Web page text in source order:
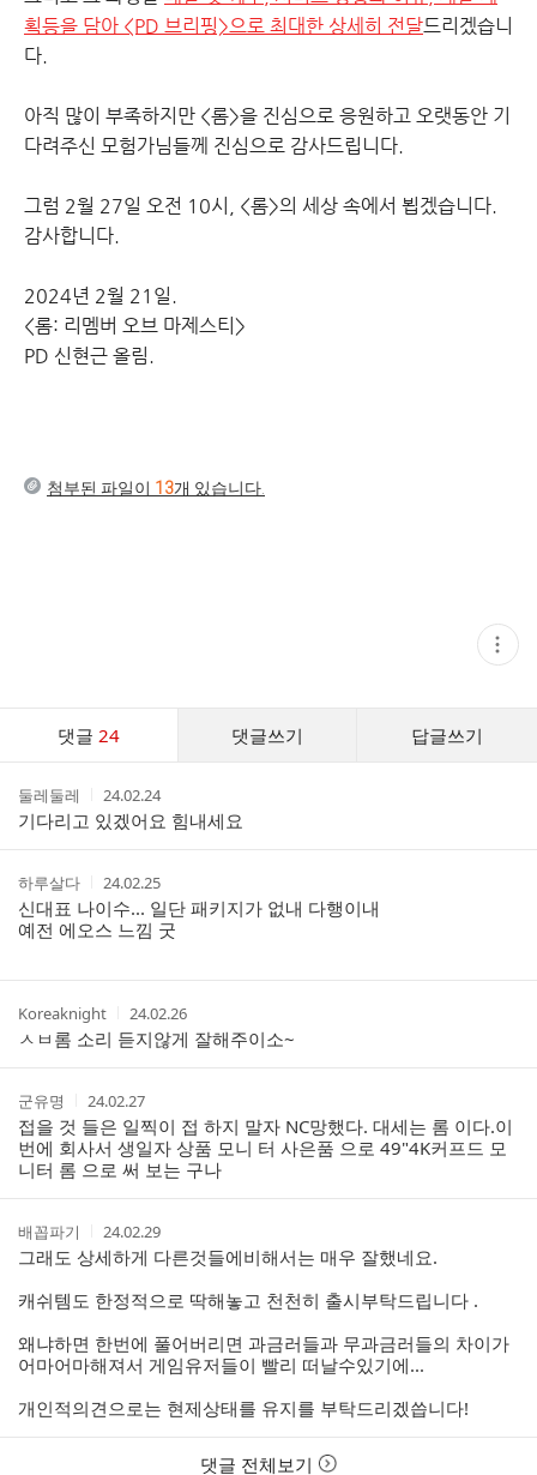
획등을 담아 <PD 브리핑>으로 최대한 상세히 전달드리겠습니
다.
아직 많이 부족하지만 <롬>을 진심으로 응원하고 오랫동안 기
다려주신 모험가님들께 진심으로 감사드립니다.
그럼 2월 27일 오전 10시, <롬>의 세상 속에서 뵙겠습니다.
감사합니다.
2024년 2월 21일.
<롬: 리멤버 오브 마제스티>
PD 신현근 올림.
첨부된 파일이 13개 있습니다.
현
재
글
기
댓글24 댓글쓰기 답글쓰기
스
작
성
자
둘레둘레
작
성
시
간
24.02.24
기다리고 있겠어요 힘내세요
작
성
자
하루살다
작
성
시
간
24.02.25
신대표 나이수... 일단 패키지가 없내 다행이내
예전 에오스 느낌 굿
작
성
자
Koreaknight
작
성
시
간
24.02.26
ㅅㅂ롬 소리 듣지않게 잘해주이소~
작
성
자
군유명
작
성
시
간
24.02.27
접을 것 들은 일찍이 접 하지 말자 NC망했다. 대세는 롬 이다.이
번에 회사서 생일자 상품 모니 터 사은품 으로 49"4K커프드 모
니터 롬 으로 써 보는 구나
작
성
자
배꼽파기
작
성
시
간
24.02.29
그래도 상세하게 다른것들에비해서는 매우 잘했네요.
캐쉬템도 한정적으로 딱해놓고 천천히 출시부탁드립니다 .
왜냐하면 한번에 풀어버리면 과금러들과 무과금러들의 차이가
어마어마해져서 게임유저들이 빨리 떠날수있기에...
개인적의견으로는 현제상태를 유지를 부탁드리겠씁니다!
댓글 전체보기